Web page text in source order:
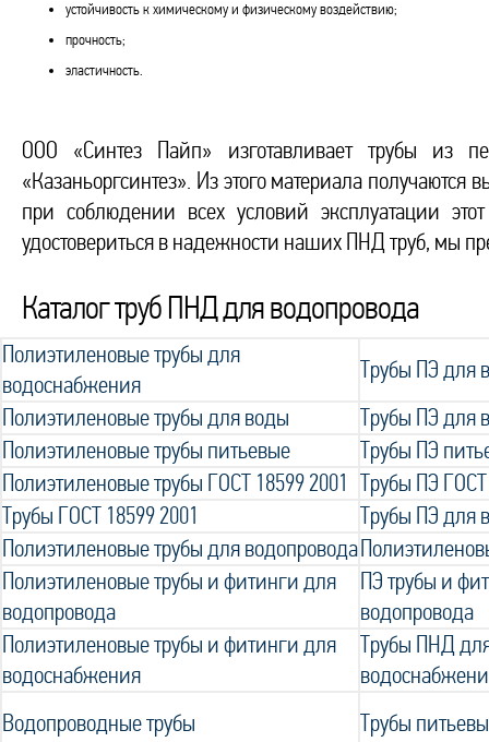
устойчивость к химическому и физическому воздействию;
прочность;
эластичность.
ООО «Синтез Пайп» изготавливает трубы из
«Казаньоргсинтез». Из этого материала
при соблюдении всех условий эксплуатации
удостовериться в надежности наших ПНД труб, мы
Каталог труб ПНД для водопровода
Полиэтиленовые трубы для
водоснабжения
Трубы ПЭ для
Полиэтиленовые трубы для воды
Трубы ПЭ для
Полиэтиленовые трубы питьевые
Трубы ПЭ
Полиэтиленовые трубы ГОСТ 18599 2001
Трубы ПЭ ГОСТ
Трубы ГОСТ 18599 2001
Трубы ПЭ для
Полиэтиленовые трубы для водопровода
Полиэтиленовые трубы и фитинги для
водопровода
ПЭ трубы и
водопровода
Полиэтиленовые трубы и фитинги для
водоснабжения
Трубы ПНД
Водопроводные трубы
Трубы